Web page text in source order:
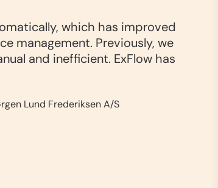
which has improved
management. Previously, we
and inefficient. ExFlow has
Lund Frederiksen A/S